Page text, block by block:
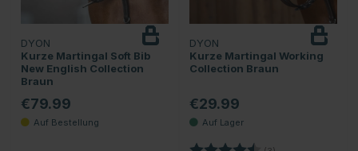
DYON
Kurze Martingal Soft Bib
New English Collection
Braun
€79.99
DYON
Kurze Martingal Working
Collection Braun
€29.99
Bewertung: